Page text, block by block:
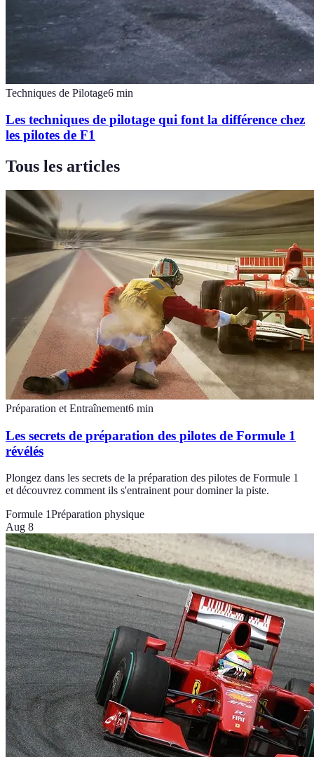
Techniques de Pilotage6 min
Les techniques de pilotage qui font la différence chez
les pilotes de F1
Tous les articles
Préparation et Entraînement6 min
Les secrets de préparation des pilotes de Formule 1
révélés
Plongez dans les secrets de la préparation des pilotes de Formule 1
et découvrez comment ils s'entrainent pour dominer la piste.
Formule 1Préparation physique
Aug 8